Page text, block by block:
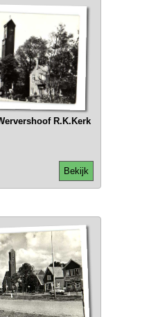
R.K.Kerk
Bekijk